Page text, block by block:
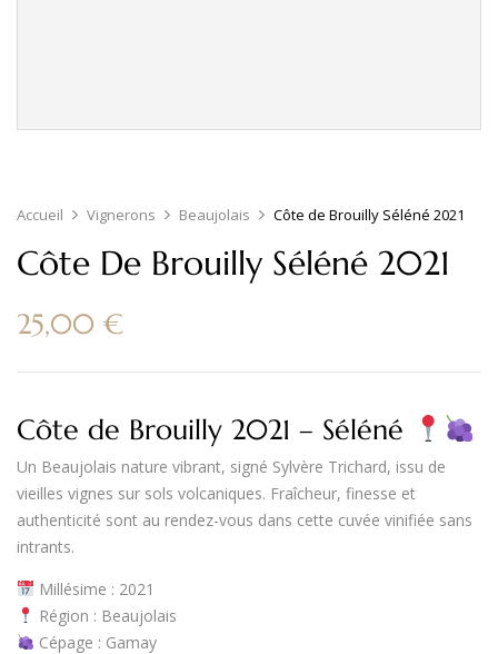
Accueil Vignerons Beaujolais Côte de Brouilly Séléné 2021
Côte De Brouilly Séléné 2021
25,00 €
Côte de Brouilly 2021 – Séléné
Un Beaujolais nature vibrant, signé Sylvère Trichard, issu de
vieilles vignes sur sols volcaniques. Fraîcheur, finesse et
authenticité sont au rendez-vous dans cette cuvée vinifiée sans
intrants.
Millésime : 2021
Région : Beaujolais
Cépage : Gamay